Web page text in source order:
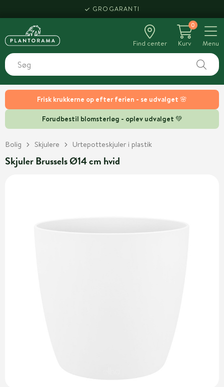
Frisk krukkerne op efter ferien - se udvalget 🌸
Forudbestil blomsterløg - oplev udvalget 💚
GROGARANTI
Find center
0
Kurv
Menu
Bolig Skjulere Urtepotteskjuler i plastik
Skjuler Brussels Ø14 cm hvid